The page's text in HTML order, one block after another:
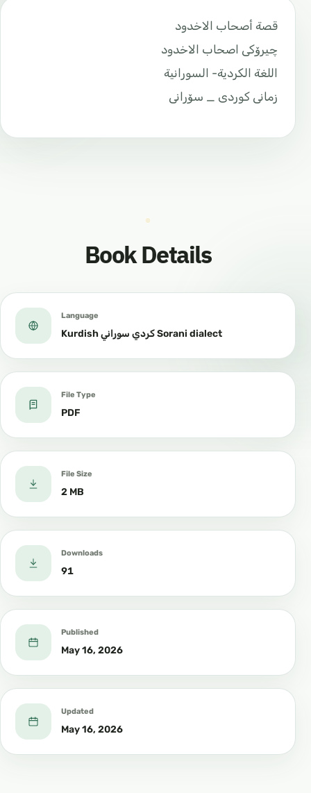
قصة أصحاب الاخدود
چیرۆکی اصحاب الاخدود
اللغة الكردية- السورانية
زمانی کوردی _ سۆرانی
Book Details
Language
Kurdish كردي سوراني Sorani dialect
File Type
PDF
File Size
2 MB
Downloads
91
Published
May 16, 2026
Updated
May 16, 2026